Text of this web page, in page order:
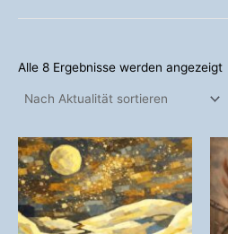
Alle 8 Ergebnisse werden angezeigt
Dieses
Produkt
weist
mehrere
Varianten